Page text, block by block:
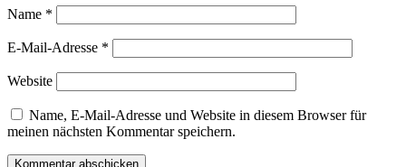
Name *
E-Mail-Adresse *
Website
Name, E-Mail-Adresse und Website in diesem Browser für
meinen nächsten Kommentar speichern.